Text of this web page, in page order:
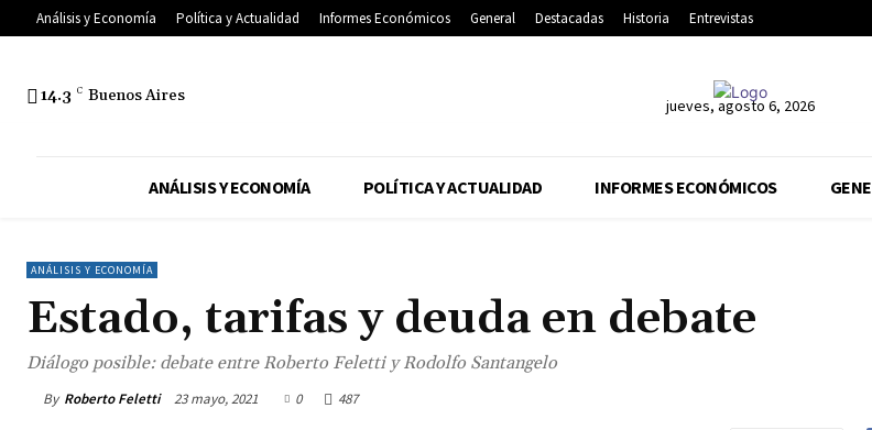
Análisis y Economía Política y Actualidad Informes Económicos General Destacadas Historia Entrevistas
14.3 C Buenos Aires jueves, agosto 6, 2026
ANÁLISIS Y ECONOMÍA POLÍTICA Y ACTUALIDAD INFORMES ECONÓMICOS
ANÁLISIS Y ECONOMÍA
Estado, tarifas y deuda en debate
Diálogo posible: debate entre Roberto Feletti y Rodolfo Santangelo
By Roberto Feletti 23 mayo, 2021 0 487